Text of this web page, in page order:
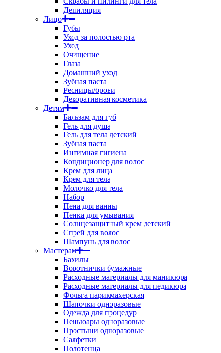
Депиляция
Лицо
Губы
Уход за полостью рта
Уход
Очищение
Глаза
Домашний уход
Зубная паста
Ресницы/брови
Декоративная косметика
Детям
Бальзам для губ
Гель для душа
Гель для тела детский
Зубная паста
Интимная гигиена
Кондиционер для волос
Крем для лица
Крем для тела
Молочко для тела
Набор
Пена для ванны
Пенка для умывания
Солнцезащитный крем детский
Спрей для волос
Шампунь для волос
Мастерам
Бахилы
Воротнички бумажные
Расходные материалы для маникюра
Расходные материалы для педикюра
Фольга парикмахерская
Шапочки одноразовые
Одежда для процедур
Пеньюары одноразовые
Простыни одноразовые
Салфетки
Полотенца